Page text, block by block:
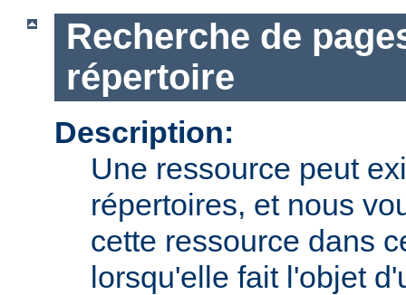
Recherche de
répertoire
Description:
Une ressource peut
répertoires, et nous
cette ressource dans
lorsqu'elle fait l'objet